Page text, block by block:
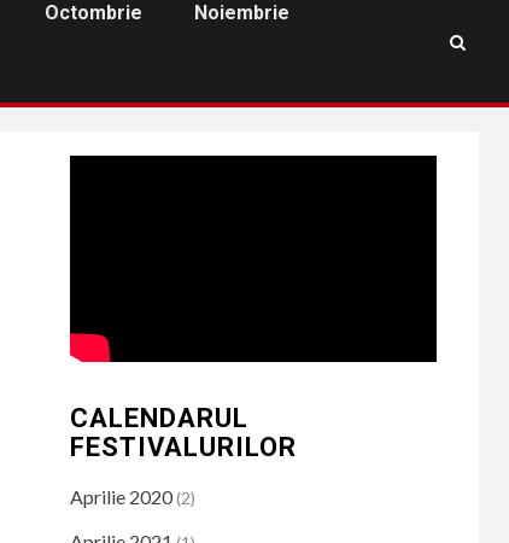
Octombrie Noiembrie
CALENDARUL
FESTIVALURILOR
Aprilie 2020(2)